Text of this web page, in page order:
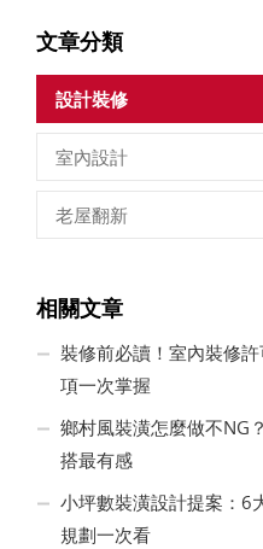
文章分類
設計裝修
室內設計
老屋翻新
相關文章
裝修前必讀！室內裝修
項一次掌握
鄉村風裝潢怎麼做不NG
搭最有感
小坪數裝潢設計提案：6
規劃一次看